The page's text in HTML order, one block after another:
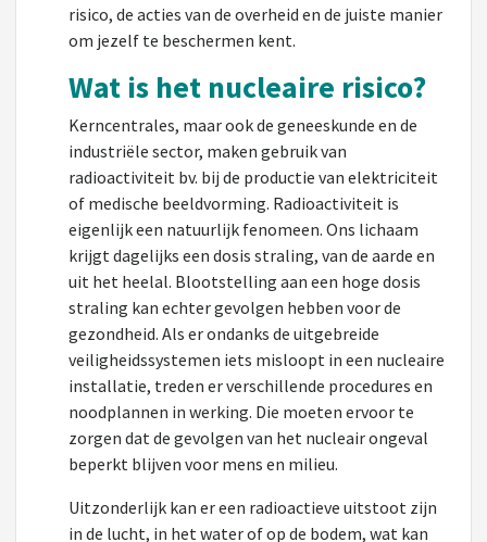
risico, de acties van de overheid en de juiste manier
om jezelf te beschermen kent.
Wat is het nucleaire risico?
Kerncentrales, maar ook de geneeskunde en de
industriële sector, maken gebruik van
radioactiviteit bv. bij de productie van elektriciteit
of medische beeldvorming. Radioactiviteit is
eigenlijk een natuurlijk fenomeen. Ons lichaam
krijgt dagelijks een dosis straling, van de aarde en
uit het heelal. Blootstelling aan een hoge dosis
straling kan echter gevolgen hebben voor de
gezondheid. Als er ondanks de uitgebreide
veiligheidssystemen iets misloopt in een nucleaire
installatie, treden er verschillende procedures en
noodplannen in werking. Die moeten ervoor te
zorgen dat de gevolgen van het nucleair ongeval
beperkt blijven voor mens en milieu.
Uitzonderlijk kan er een radioactieve uitstoot zijn
in de lucht, in het water of op de bodem, wat kan